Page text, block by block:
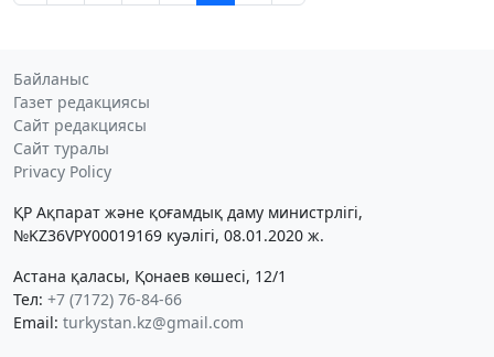
Байланыс
Газет редакциясы
Сайт редакциясы
Сайт туралы
Privacy Policy
ҚР Ақпарат және қоғамдық даму министрлігі,
№KZ36VPY00019169 куәлігі, 08.01.2020 ж.
Астана қаласы, Қонаев көшесі, 12/1
Тел: +7 (7172) 76-84-66
Email: turkystan.kz@gmail.com